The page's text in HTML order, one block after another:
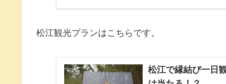
松江観光プランはこちらです。
松江で縁結び一日